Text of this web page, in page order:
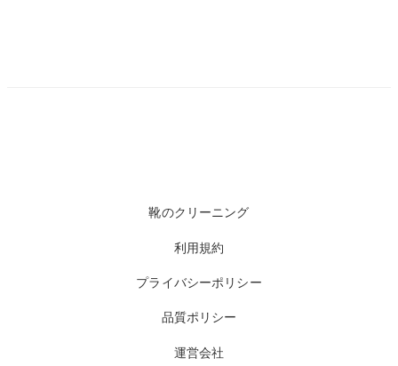
靴のクリーニング
利用規約
プライバシーポリシー
品質ポリシー
運営会社